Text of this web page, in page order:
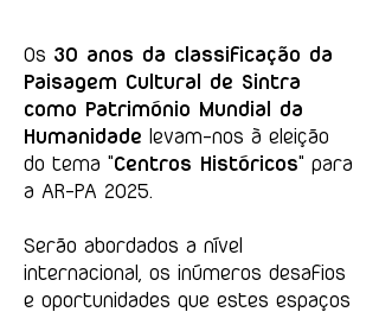
Os 30 anos da classificação da
Paisagem Cultural de Sintra
como Património Mundial da
Humanidade levam-nos à eleição
do tema "Centros Históricos" para
a AR-PA 2025.
Serão abordados a nível
internacional, os inúmeros desafios
e oportunidades que estes espaços